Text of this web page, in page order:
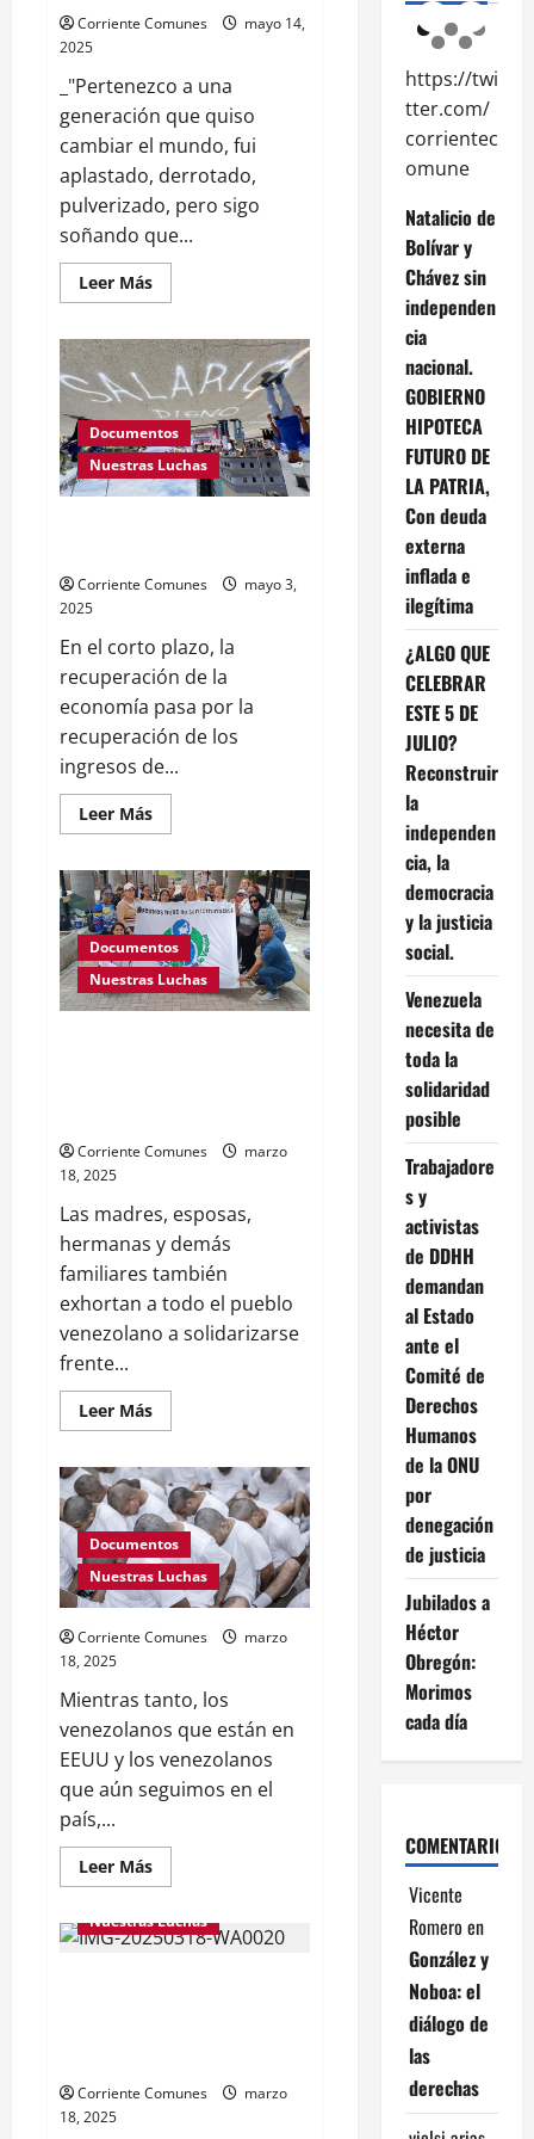
Corriente Comunes
mayo 14,
2025
_"Pertenezco a una
generación que quiso
cambiar el mundo, fui
aplastado, derrotado,
pulverizado, pero sigo
soñando que...
Leer MásLeer
más
Comunes
en
nuestras
luchas:
Hasta
siempre,
Pepe
Documentos
Nuestras Luchas
Corriente Comunes
mayo 3,
2025
En el corto plazo, la
recuperación de la
economía pasa por la
recuperación de los
ingresos de...
Leer MásLeer
más
COMUNES:
Política
salarial
de
Maduro
trae
más
desigualdad
Documentos
Nuestras Luchas
Corriente Comunes
marzo
18, 2025
Las madres, esposas,
hermanas y demás
familiares también
exhortan a todo el pueblo
venezolano a solidarizarse
frente...
Leer MásLeer
más
Familiares
de
detenidos
injustamente
después
del
28
de
julio
exigen
al
libertad
plena
Documentos
Nuestras Luchas
Corriente Comunes
marzo
18, 2025
Mientras tanto, los
venezolanos que están en
EEUU y los venezolanos
que aún seguimos en el
país,...
Leer MásLeer
más
Nuestras Luchas
Corriente Comunes
marzo
18, 2025
https://twi
tter.com/
corrientec
omune
Natalicio de
Bolívar y
Chávez sin
independen
cia
nacional.
GOBIERNO
HIPOTECA
FUTURO DE
LA PATRIA,
Con deuda
externa
inflada e
ilegítima
¿ALGO QUE
CELEBRAR
ESTE 5 DE
JULIO?
Reconstruir
la
independen
cia, la
democracia
y la justicia
social.
Venezuela
necesita de
toda la
solidaridad
posible
Trabajadore
s y
activistas
de DDHH
demandan
al Estado
ante el
Comité de
Derechos
Humanos
de la ONU
por
denegación
de justicia
Jubilados a
Héctor
Obregón:
Morimos
cada día
COMENTARIOS
Vicente
Romero en
González y
Noboa: el
diálogo de
las
derechas